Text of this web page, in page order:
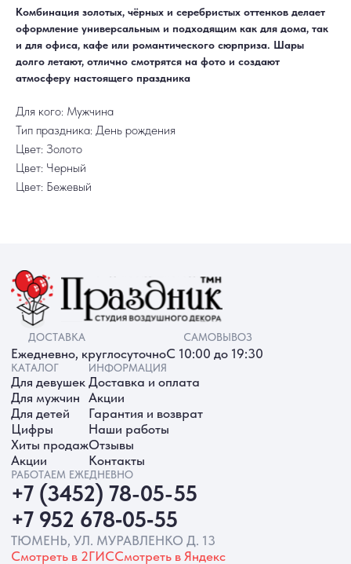
Комбинация золотых, чёрных и серебристых оттенков делает
оформление универсальным и подходящим как для дома, так
и для офиса, кафе или романтического сюрприза. Шары
долго летают, отлично смотрятся на фото и создают
атмосферу настоящего праздника
Для кого: Мужчина
Тип праздника: День рождения
Цвет: Золото
Цвет: Черный
Цвет: Бежевый
ИП Батырева Марина Александровна,
ИНН 720413822766, ОГРНИП
325723200064191
Политика обработки ПД
Согласие на обработку ПД
Политика Cookie
Согласие на рекламную рассылку
Разработка сайта
Для детей
Цифры
Хиты продаж
Гарантия и возврат
Наши работы
Отзывы
Контакты
РАБОТАЕМ ЕЖЕДНЕВНО
+7 (3452) 78-05-55
+7 952 678‑05‑55
Смотреть в 2ГИССмотреть в Яндекс
МЫ ОНЛАЙН